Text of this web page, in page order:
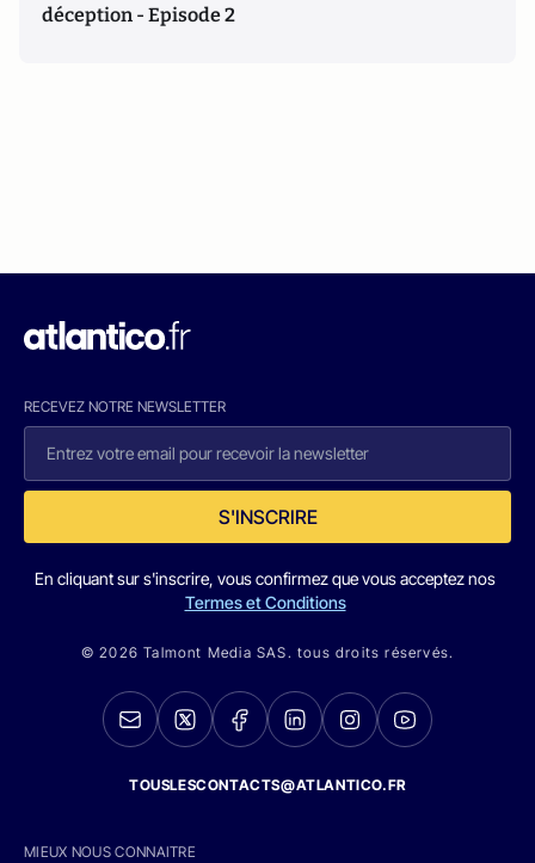
déception - Episode 2
RECEVEZ NOTRE NEWSLETTER
S'INSCRIRE
En cliquant sur s'inscrire, vous confirmez que vous acceptez nos
Termes et Conditions
© 2026 Talmont Media SAS. tous droits réservés.
TOUSLESCONTACTS@ATLANTICO.FR
MIEUX NOUS CONNAITRE